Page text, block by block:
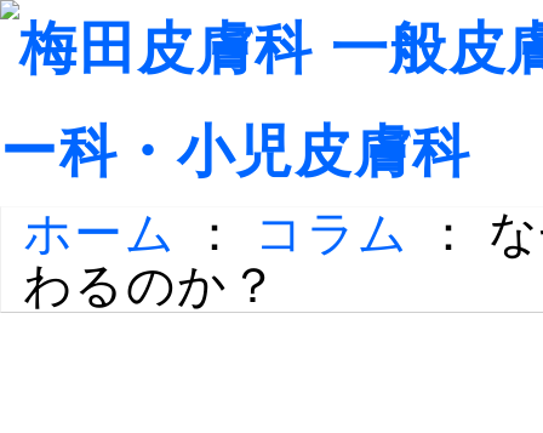
ホーム ： コラム
：
わるのか？